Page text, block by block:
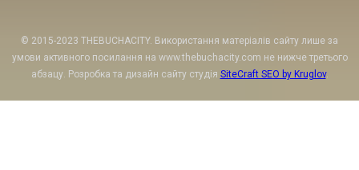
© 2015-2023 THEBUCHACITY. Використання матеріалів сайту лише за
умови активного посилання на www.thebuchacity.com не нижче третього
абзацу. Розробка та дизайн сайту студія SiteCraft SEO by Kruglov.